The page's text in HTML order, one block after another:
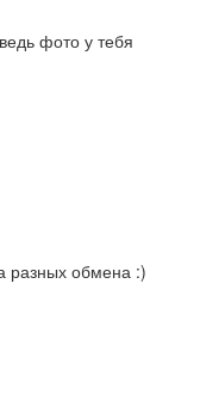
фото у тебя
разных обмена :)